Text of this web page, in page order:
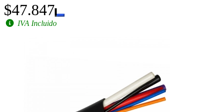
$47.847
IVA Incluido